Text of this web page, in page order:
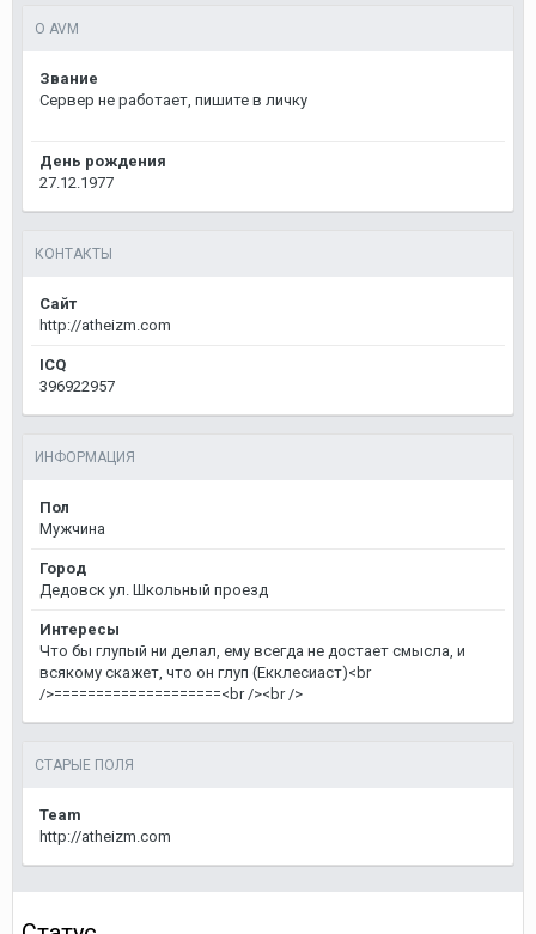
О AVM
Звание
Сервер не работает, пишите в личку
День рождения
27.12.1977
КОНТАКТЫ
Сайт
http://atheizm.com
ICQ
396922957
ИНФОРМАЦИЯ
Пол
Мужчина
Город
Дедовск ул. Школьный проезд
Интересы
Что бы глупый ни делал, ему всегда не достает смысла, и
всякому скажет, что он глуп (Екклесиаст)<br
/>====================<br /><br />
СТАРЫЕ ПОЛЯ
Team
http://atheizm.com